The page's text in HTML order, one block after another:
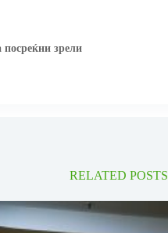
посреќни зрели
RELATED POSTS